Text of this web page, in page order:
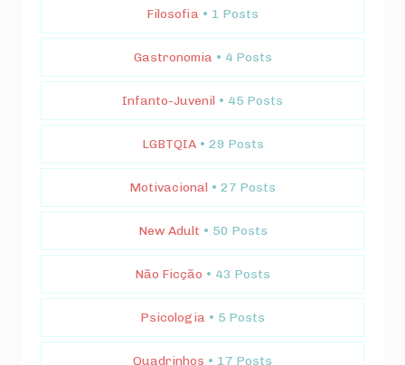
Filosofia • 1 Posts
Gastronomia • 4 Posts
Infanto-Juvenil • 45 Posts
LGBTQIA • 29 Posts
Motivacional • 27 Posts
New Adult • 50 Posts
Não Ficção • 43 Posts
Psicologia • 5 Posts
Quadrinhos • 17 Posts